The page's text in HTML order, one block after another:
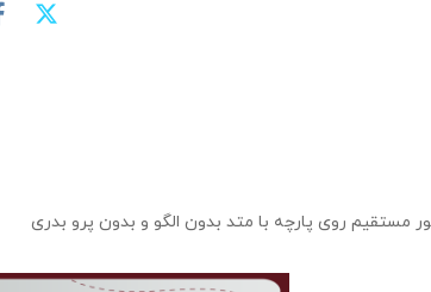
روی پارچه با متد بدون الگو و بدون پرو بدری